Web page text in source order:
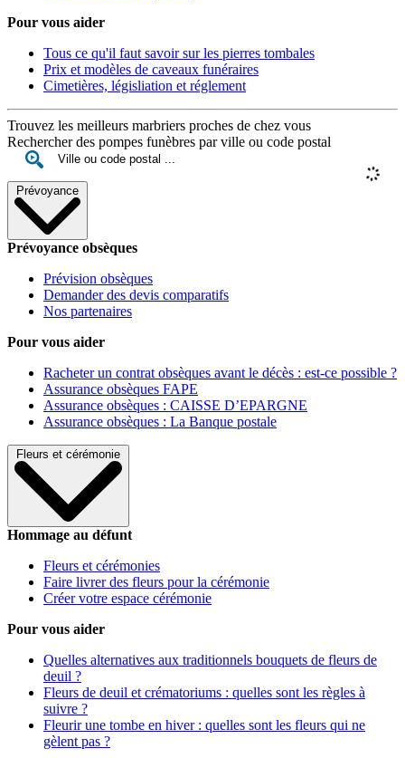
Pour vous aider
Tous ce qu'il faut savoir sur les pierres tombales
Prix et modèles de caveaux funéraires
Cimetières, législiation et réglement
Trouvez les meilleurs marbriers proches de chez vous
Rechercher des pompes funèbres par ville ou code postal
Prévoyance
Prévoyance obsèques
Prévision obsèques
Demander des devis comparatifs
Nos partenaires
Pour vous aider
Racheter un contrat obsèques avant le décès : est-ce possible ?
Assurance obsèques FAPE
Assurance obsèques : CAISSE D’EPARGNE
Assurance obsèques : La Banque postale
Fleurs et cérémonie
Hommage au défunt
Fleurs et cérémonies
Faire livrer des fleurs pour la cérémonie
Créer votre espace cérémonie
Pour vous aider
Quelles alternatives aux traditionnels bouquets de fleurs de
deuil ?
Fleurs de deuil et crématoriums : quelles sont les règles à
suivre ?
Fleurir une tombe en hiver : quelles sont les fleurs qui ne
gèlent pas ?